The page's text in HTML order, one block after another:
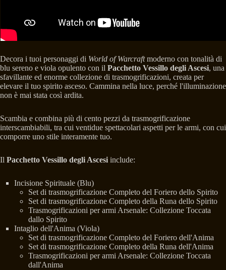
Decora i tuoi personaggi di World of Warcraftmoderno con tonalità di
blu sereno e viola opulento con il Pacchetto Vessillo degli Ascesi, una
sfavillante ed enorme collezione di trasmogrificazioni, creata per
elevare il tuo spirito asceso. Cammina nella luce, perché l'illuminazione
non è mai stata così ardita.
Scambia e combina più di cento pezzi da trasmogrificazione
interscambiabili, tra cui ventidue spettacolari aspetti per le armi, con cui
comporre uno stile interamente tuo.
Il Pacchetto Vessillo degli Ascesi include:
Incisione Spirituale (Blu)
Set di trasmogrificazione Completo del Foriero dello Spirito
Set di trasmogrificazione Completo della Runa dello Spirito
Trasmogrificazioni per armi Arsenale: Collezione Toccata
dallo Spirito
Intaglio dell'Anima (Viola)
Set di trasmogrificazione Completo del Foriero dell'Anima
Set di trasmogrificazione Completo della Runa dell'Anima
Trasmogrificazioni per armi Arsenale: Collezione Toccata
dall'Anima